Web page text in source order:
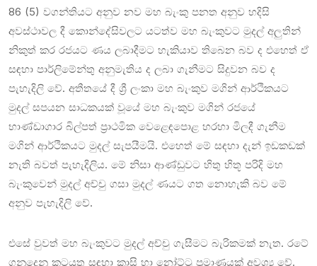
86 (5) වගන්තියට අනුව නව මහ බැංකු පනත අනුව හදිසි
අවස්ථාවල දී කොන්දේසිවලට යටත්ව මහ බැංකුවට මුදල් අලුතින්
නිකුත් කර රජයට ණය ලබාදීමට හැකියාව තිබෙන බව ද එහෙත් ඒ
සඳහා පාර්ලිමේන්තු අනුමැතිය ද ලබා ගැනීමට සිදුවන බව ද
පැහැදිලි වේ. අතීතයේ දී ශ්‍රී ලංකා මහ බැංකුව මගින් ආර්ථිකයට
මුදල් සපයන සාධකයක් වූයේ මහ බැංකුව මගින් රජයේ
භාණ්ඩාගාර බිල්පත් ප්‍රාථමික වෙළෙඳපොළ හරහා මිලදී ගැනීම
මගින් ආර්ථිකයට මුදල් සැපයීමයි. එහෙත් මේ සඳහා දැන් ඉඩකඩක්
නැති බවත් පැහැදිලිය. මේ නිසා ආණ්ඩුවට හිතු හිතූ පරිදි මහ
බැංකුවෙන් මුදල් අච්චු ගසා මුදල් ණයට ගත නොහැකි බව මේ
අනුව පැහැදිලි වේ.
එසේ වුවත් මහ බැංකුවට මුදල් අච්චු ගැසීමට බැරිකමක් නැත. රටේ
ගනුදෙනු කටයුතු සඳහා කාසි හා නෝට්ටු ප්‍රමාණයක් අවශ්‍ය වේ.